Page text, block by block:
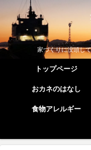
家づくりに没頭し
トップページ
おカネのはなし
食物アレルギー